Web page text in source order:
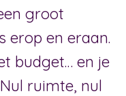
groot
erop en eraan.
budget… en je
ruimte, nul